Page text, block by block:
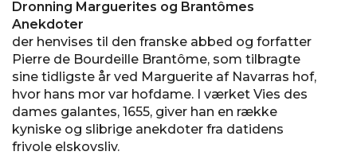
Dronning Marguerites og Brantômes
Anekdoter
der henvises til den franske abbed og forfatter
Pierre de Bourdeille Brantôme, som tilbragte
sine tidligste år ved Marguerite af Navarras hof,
hvor hans mor var hofdame. I værket Vies des
dames galantes, 1655, giver han en række
kyniske og slibrige anekdoter fra datidens
frivole elskovsliv.